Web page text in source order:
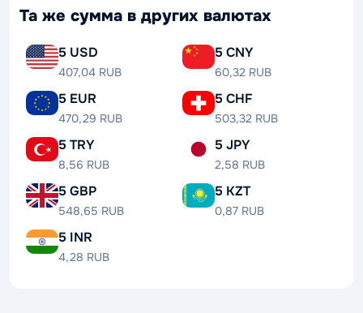
Та же сумма в других валютах
5 USD
407,04 RUB
5 CNY
60,32 RUB
5 EUR
470,29 RUB
5 CHF
503,32 RUB
5 TRY
8,56 RUB
5 JPY
2,58 RUB
5 GBP
548,65 RUB
5 KZT
0,87 RUB
5 INR
4,28 RUB